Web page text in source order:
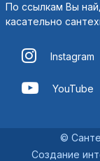
По ссылкам Вы
касательно
Instagram
YouTube
©
Создание